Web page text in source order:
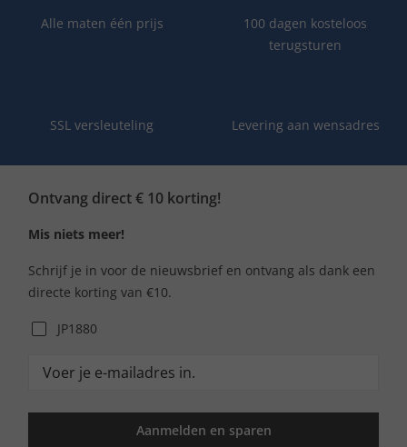
Alle maten één prijs
100 dagen kosteloos
terugsturen
SSL versleuteling Levering aan wensadres
Ontvang direct € 10 korting!
Mis niets meer!
Schrijf je in voor de nieuwsbrief en ontvang als dank een
directe korting van €10.
JP1880
Aanmelden en sparen